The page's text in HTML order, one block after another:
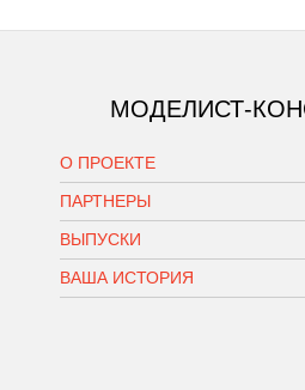
МОДЕЛИСТ-
О ПРОЕКТЕ
ПАРТНЕРЫ
ВЫПУСКИ
ВАША ИСТОРИЯ